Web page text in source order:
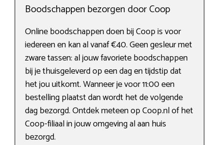
Boodschappen bezorgen door Coop
Online boodschappen doen bij Coop is voor
iedereen en kan al vanaf €40. Geen gesleur met
zware tassen: al jouw favoriete boodschappen
bij je thuisgeleverd op een dag en tijdstip dat
het jou uitkomt. Wanneer je voor 11:00 een
bestelling plaatst dan wordt het de volgende
dag bezorgd. Ontdek meteen op Coop.nl of het
Coop-filiaal in jouw omgeving al aan huis
bezorgd.